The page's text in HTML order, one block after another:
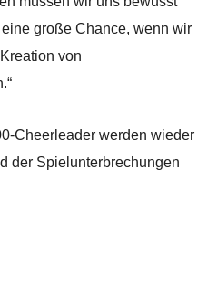
große Chance, wenn wir
von
Cheerleader werden wieder
der Spielunterbrechungen